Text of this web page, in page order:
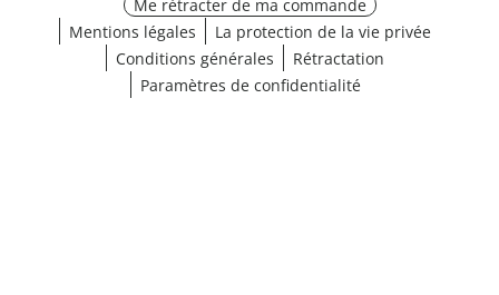
Me rétracter de ma commande
Mentions légales
La protection de la vie privée
Conditions générales
Rétractation
Paramètres de confidentialité